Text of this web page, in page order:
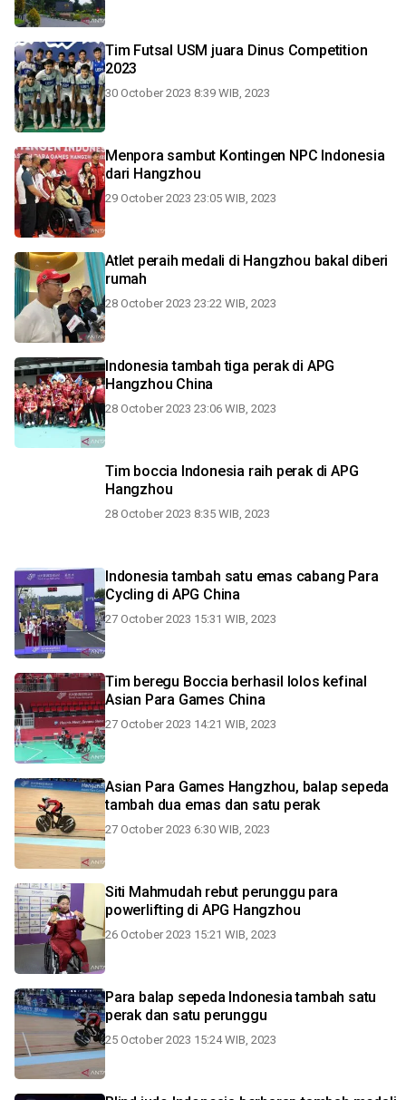
Tim Futsal USM juara Dinus Competition
2023
30 October 2023 8:39 WIB, 2023
Menpora sambut Kontingen NPC Indonesia
dari Hangzhou
29 October 2023 23:05 WIB, 2023
Atlet peraih medali di Hangzhou bakal diberi
rumah
28 October 2023 23:22 WIB, 2023
Indonesia tambah tiga perak di APG
Hangzhou China
28 October 2023 23:06 WIB, 2023
Tim boccia Indonesia raih perak di APG
Hangzhou
28 October 2023 8:35 WIB, 2023
Indonesia tambah satu emas cabang Para
Cycling di APG China
27 October 2023 15:31 WIB, 2023
Tim beregu Boccia berhasil lolos kefinal
Asian Para Games China
27 October 2023 14:21 WIB, 2023
Asian Para Games Hangzhou, balap sepeda
tambah dua emas dan satu perak
27 October 2023 6:30 WIB, 2023
Siti Mahmudah rebut perunggu para
powerlifting di APG Hangzhou
26 October 2023 15:21 WIB, 2023
Para balap sepeda Indonesia tambah satu
perak dan satu perunggu
25 October 2023 15:24 WIB, 2023